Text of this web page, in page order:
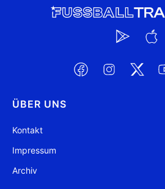
ÜBER UNS
Kontakt
Impressum
Archiv